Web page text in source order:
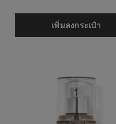
เพิ่มลงกระเป๋า